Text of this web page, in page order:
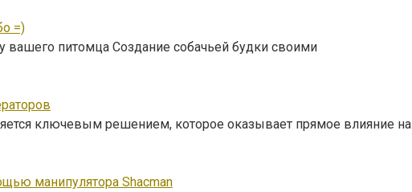
=)
питомца Создание собачьей будки своими
ключевым решением, которое оказывает прямое влияние на
манипулятора Shacman